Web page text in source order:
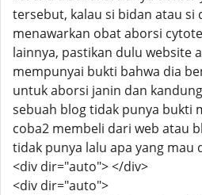
tersebut, kalau si bidan atau
menawarkan obat aborsi
lainnya, pastikan dulu website
mempunyai bukti bahwa dia
untuk aborsi janin dan
sebuah blog tidak punya bukti
coba2 membeli dari web atau
tidak punya lalu apa yang mau
<div dir="auto"> </div>
<div dir="auto">